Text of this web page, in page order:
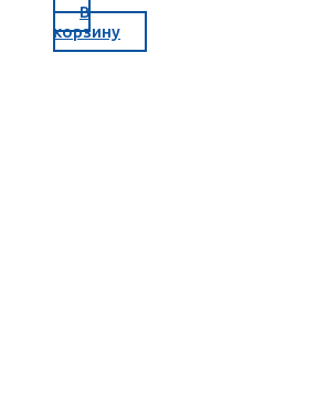
В
корзину